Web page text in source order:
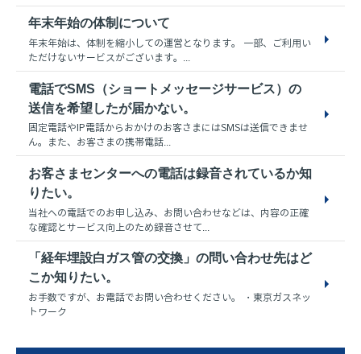
年末年始の体制について
年末年始は、体制を縮小しての運営となります。 一部、ご利用い
ただけないサービスがございます。...
電話でSMS（ショートメッセージサービス）の
送信を希望したが届かない。
固定電話やIP電話からおかけのお客さまにはSMSは送信できませ
ん。また、お客さまの携帯電話...
お客さまセンターへの電話は録音されているか知
りたい。
当社への電話でのお申し込み、お問い合わせなどは、内容の正確
な確認とサービス向上のため録音させて...
「経年埋設白ガス管の交換」の問い合わせ先はど
こか知りたい。
お手数ですが、お電話でお問い合わせください。 ・東京ガスネッ
トワーク